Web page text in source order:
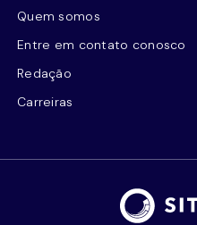
Quem somos
Entre em contato conosco
Redação
Carreiras